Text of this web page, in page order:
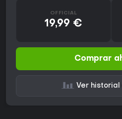
OFFICIAL
19,99 €
Comprar
Ver